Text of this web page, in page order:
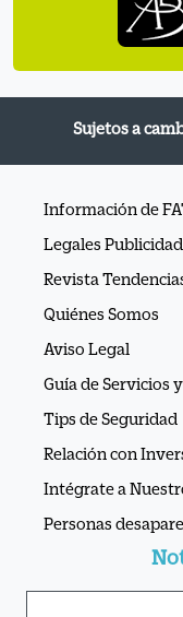
Sujetos a cambio
Información de
Legales Publicidad
Revista
Quiénes Somos
Aviso Legal
Guía de Servicios
Tips de Seguridad
Relación con
Intégrate a
Personas